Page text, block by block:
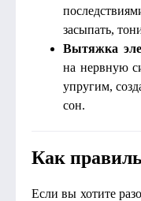
засыпать,
Вытяжка
на нервную
упругим,
сон.
Как
Если вы хотите